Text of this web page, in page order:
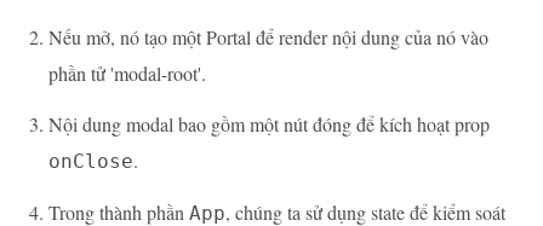
Nếu mở, nó tạo một Portal để render nội dung của nó vào
phần tử 'modal-root'.
Nội dung modal bao gồm một nút đóng để kích hoạt prop
onClose.
Trong thành phần App, chúng ta sử dụng state để kiểm soát